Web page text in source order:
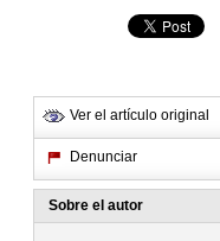
Ver el artículo original
Denunciar
Sobre el autor